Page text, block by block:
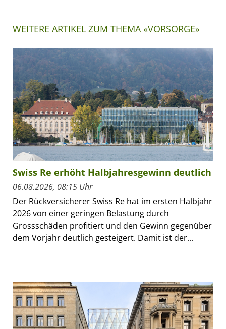
WEITERE ARTIKEL ZUM THEMA «VORSORGE»
Swiss Re erhöht Halbjahresgewinn deutlich
06.08.2026, 08:15 Uhr
Der Rückversicherer Swiss Re hat im ersten Halbjahr
2026 von einer geringen Belastung durch
Grossschäden profitiert und den Gewinn gegenüber
dem Vorjahr deutlich gesteigert. Damit ist der...